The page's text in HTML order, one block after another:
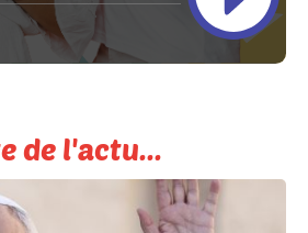
de l'actu...